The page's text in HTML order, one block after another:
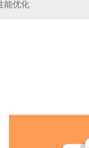
能优化